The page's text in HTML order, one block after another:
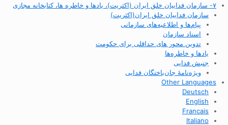
۷- سازمان فداییان خلق ایران (اکثریت)، یادها و خاطره ها، کتابخانه مجازی
سازمان فداییان خلق ایران(اکثریت)
پیام‌ها و اطلاعیه‌های سازمانی
اسناد سازمان
تدوین محور های حداقلی برای حکومت
یادها و خاطره‌ها
جنبش فدایی
ویژه‌نامهٔ جان‌باختگان فدایی
Other Languages
Deutsch
English
Francais
Italiano